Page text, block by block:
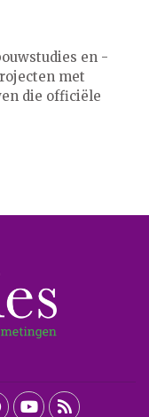
en -
met
die officiële